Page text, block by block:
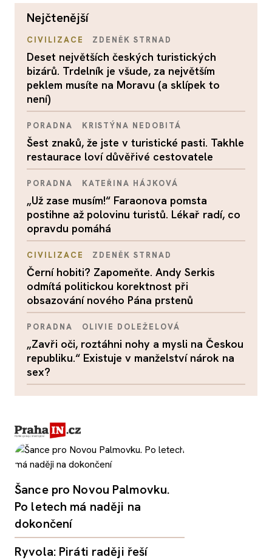
nejčtenější
CIVILIZACE ZDENĚK STRNAD
Deset největších českých turistických
bizárů. Trdelník je všude, za největším
peklem musíte na Moravu (a sklípek to
není)
PORADNA KRISTÝNA NEDOBITÁ
Šest znaků, že jste v turistické pasti. Takhle
restaurace loví důvěřivé cestovatele
PORADNA KATEŘINA HÁJKOVÁ
„Už zase musím!“ Faraonova pomsta
postihne až polovinu turistů. Lékař radí, co
opravdu pomáhá
CIVILIZACE ZDENĚK STRNAD
Černí hobiti? Zapomeňte. Andy Serkis
odmítá politickou korektnost při
obsazování nového Pána prstenů
PORADNA OLIVIE DOLEŽELOVÁ
„Zavři oči, roztáhni nohy a mysli na Českou
republiku.“ Existuje v manželství nárok na
sex?
Šance pro Novou Palmovku.
Po letech má naději na
dokončení
Ryvola: Piráti raději řeší